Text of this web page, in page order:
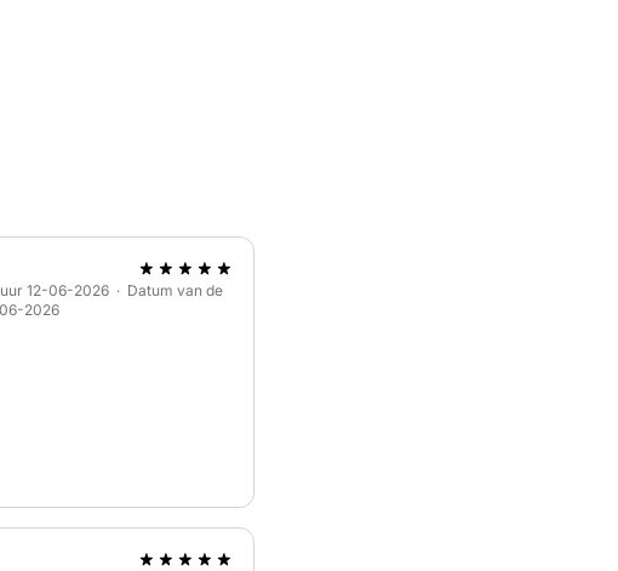
12-06-2026 · Datum van de
2026